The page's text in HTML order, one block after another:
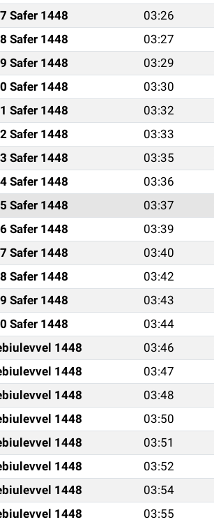
Safer 1448 03:26
Safer 1448 03:27
Safer 1448 03:29
Safer 1448 03:30
Safer 1448 03:32
Safer 1448 03:33
Safer 1448 03:35
Safer 1448 03:36
Safer 1448 03:37
Safer 1448 03:39
Safer 1448 03:40
Safer 1448 03:42
Safer 1448 03:43
Safer 1448 03:44
1448 03:46
1448 03:47
1448 03:48
1448 03:50
1448 03:51
1448 03:52
1448 03:54
1448 03:55